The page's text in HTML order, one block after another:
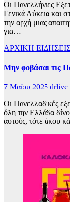
Οι Πανελλήνιες
Γενικά Λύκεια και
την αρχή μιας
για…
ΑΡΧΙΚΗ ΕΙΔΗΣΕΙΣ
Μην φοβάσαι τις
7 Μαΐου 2025 drlive
Οι Πανελλαδικές
όλη την Ελλάδα
αυτούς, τότε άκου